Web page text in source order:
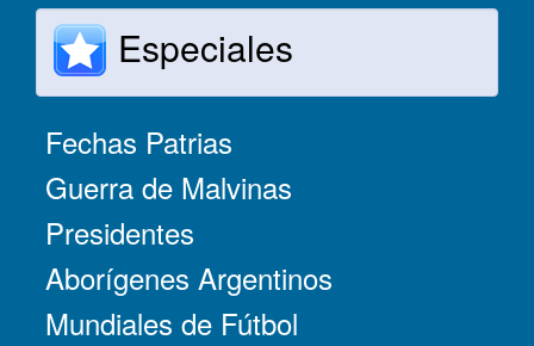
Especiales
Fechas Patrias
Guerra de Malvinas
Presidentes
Aborígenes Argentinos
Mundiales de Fútbol